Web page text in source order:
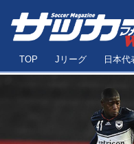
TOP Jリーグ 日本代